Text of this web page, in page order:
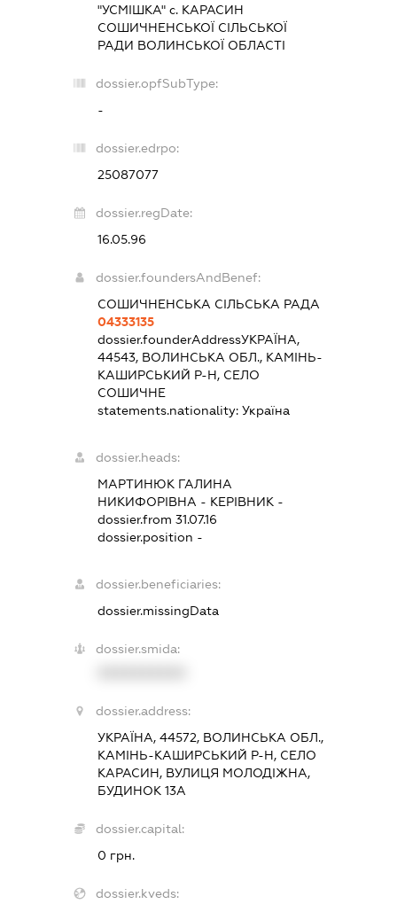
"УСМІШКА" с. КАРАСИН
СОШИЧНЕНСЬКОЇ СІЛЬСЬКОЇ
РАДИ ВОЛИНСЬКОЇ ОБЛАСТІ
dossier.opfSubType:
-
dossier.edrpo:
25087077
dossier.regDate:
16.05.96
dossier.foundersAndBenef:
СОШИЧНЕНСЬКА СІЛЬСЬКА РАДА
04333135
dossier.founderAddressУКРАЇНА,
44543, ВОЛИНСЬКА ОБЛ., КАМІНЬ-
КАШИРСЬКИЙ Р-Н, СЕЛО
СОШИЧНЕ
statements.nationality:Україна
dossier.heads:
МАРТИНЮК ГАЛИНА
НИКИФОРІВНА - КЕРІВНИК -
dossier.from 31.07.16
dossier.position -
dossier.beneficiaries:
dossier.missingData
dossier.smida:
dossier.address:
УКРАЇНА, 44572, ВОЛИНСЬКА ОБЛ.,
КАМІНЬ-КАШИРСЬКИЙ Р-Н, СЕЛО
КАРАСИН, ВУЛИЦЯ МОЛОДІЖНА,
БУДИНОК 13А
dossier.capital:
0 грн.
dossier.kveds: